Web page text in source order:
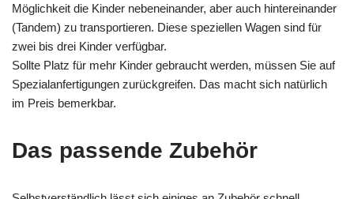
Möglichkeit die Kinder nebeneinander, aber auch hintereinander
(Tandem) zu transportieren. Diese speziellen Wagen sind für
zwei bis drei Kinder verfügbar.
Sollte Platz für mehr Kinder gebraucht werden, müssen Sie auf
Spezialanfertigungen zurückgreifen. Das macht sich natürlich
im Preis bemerkbar.
Das passende Zubehör